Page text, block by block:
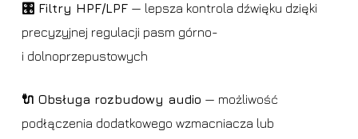
🎛️ Filtry HPF/LPF— lepsza kontrola dźwięku dzięki
precyzyjnej regulacji pasm górno-
i dolnoprzepustowych
🔌 Obsługa rozbudowy audio — możliwość
podłączenia dodatkowego wzmacniacza lub